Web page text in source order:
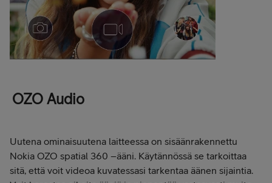
OZO Audio
Uutena ominaisuutena laitteessa on sisäänrakennettu
Nokia OZO spatial 360 –ääni. Käytännössä se tarkoittaa
sitä, että voit videoa kuvatessasi tarkentaa äänen sijaintia.